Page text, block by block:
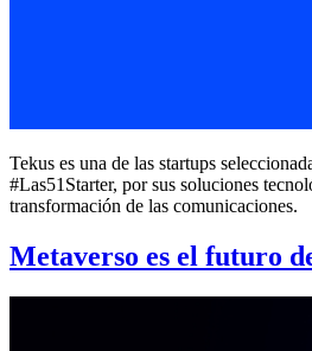
Tekus es una de las startups
#Las51Starter, por sus soluciones
transformación de las comunicaciones.
Metaverso es el futuro